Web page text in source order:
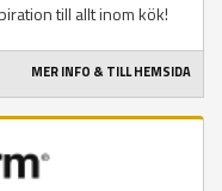
till allt inom kök!
MER INFO & TILL HEMSIDA